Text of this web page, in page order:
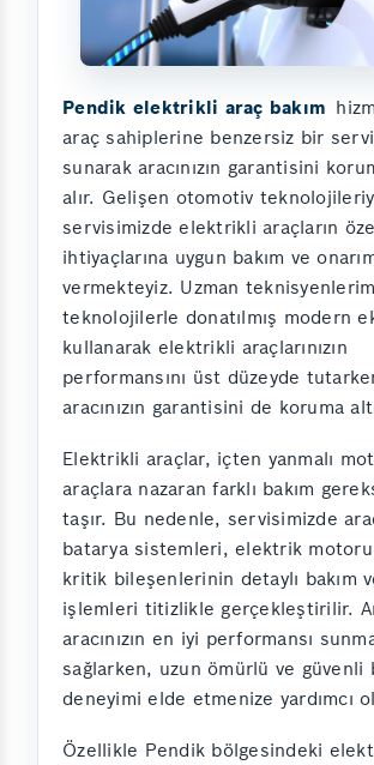
Pendik elektrikli araç bakım
araç sahiplerine benzersiz bir
sunarak aracınızın garantisini
alır. Gelişen otomotiv
servisimizde elektrikli araçların
ihtiyaçlarına uygun bakım ve
vermekteyiz. Uzman
teknolojilerle donatılmış modern
kullanarak elektrikli araçlarınızın
performansını üst düzeyde
aracınızın garantisini de koruma
Elektrikli araçlar, içten yanmalı
araçlara nazaran farklı bakım
taşır. Bu nedenle, servisimizde
batarya sistemleri, elektrik
kritik bileşenlerinin detaylı bakım
işlemleri titizlikle gerçekleştirilir.
aracınızın en iyi performansı
sağlarken, uzun ömürlü ve güvenli
deneyimi elde etmenize yardımcı
Özellikle Pendik bölgesindeki